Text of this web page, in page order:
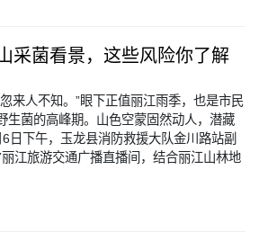
采菌看景，这些风险你了解
来人不知。”眼下正值丽江雨季，也是市民
生菌的高峰期。山色空蒙固然动人，潜藏
日下午，玉龙县消防救援大队金川路站副
江旅游交通广播直播间，结合丽江山林地